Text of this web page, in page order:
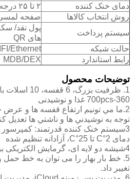
دمای خنک کننده
۲ تا ۲۵ درجه سانتیگراد
روش انتخاب کالاها
صفحه
سیستم پرداخت
پول نقد/
های QR
حالت شبکه
Ethernet
رابط استاندارد
MDB/DEX
توضیحات محصول
1. ظرفیت
360-700pcs غذا و نوشیدنی
2.ما مي تونيم ارتفاع قفسه ها و عرض
توجه به نوشيدني ها و ناشتي ها تعديل
دمای 2°C تا 25°C، آزادانه تنظیم شده
4شیشه دو لایه ای، گرمایش الکتریکی برای ذوب شدن
5. خط بار بهار را می توان به خط حمل
تغییر داد.